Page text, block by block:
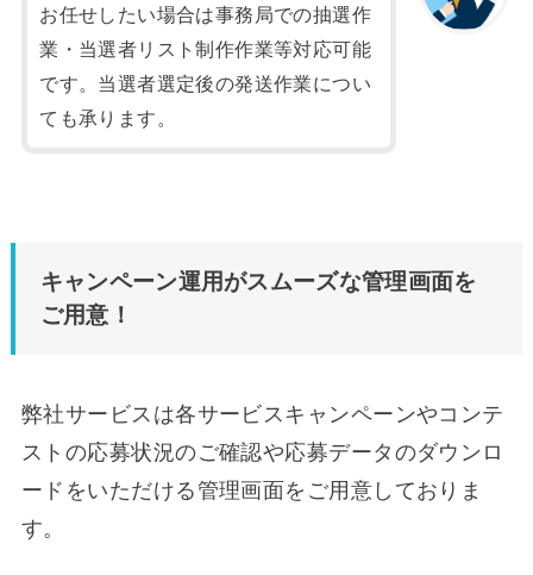
お任せしたい場合は事務局での抽選作
業・当選者リスト制作作業等対応可能
です。当選者選定後の発送作業につい
ても承ります。
キャンペーン運用がスムーズな管理画面を
ご用意！
弊社サービスは各サービスキャンペーンやコンテ
ストの応募状況のご確認や応募データのダウンロ
ードをいただける管理画面をご用意しておりま
す。